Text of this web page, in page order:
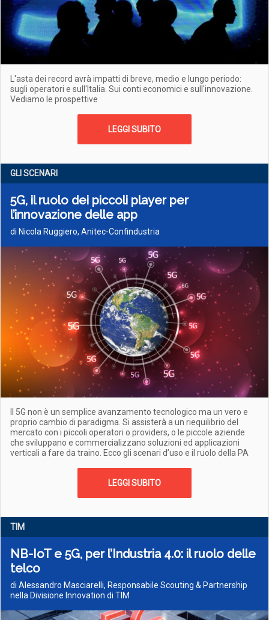
L'asta dei record avrà impatti di breve, medio e lungo periodo:
sugli operatori e sull'Italia. Sui conti economici e sull'innovazione.
Vediamo le prospettive
LEGGI SUBITO
GLI SCENARI
5G, il ruolo dei piccoli player per
l’innovazione delle app
di Nicola Ruggiero, Anitec-Confindustria
Il 5G non è un semplice avanzamento tecnologico ma un vero e
proprio cambio di paradigma. Si assisterà a un riequilibrio del
mercato con i piccoli operatori o providers, o le piccole aziende
che sviluppano e commercializzano soluzioni ed applicazioni
verticali a fare da traino. Ecco gli scenari d’uso e il ruolo della PA
LEGGI SUBITO
TIM
NB-IoT e 5G, per l’Industria 4.0: il ruolo delle
telco
di Alessandro Masciarelli, Responsabile Scouting & Partnership
nella Divisione Innovation di TIM